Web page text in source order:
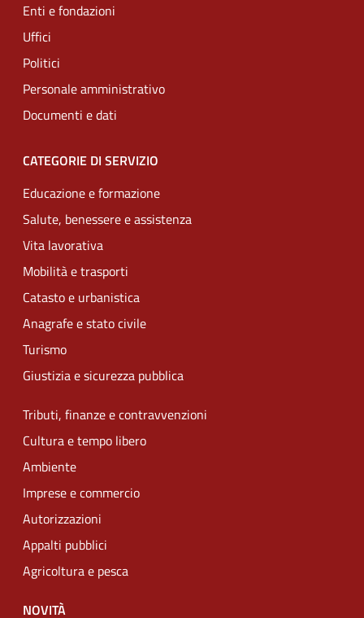
Enti e fondazioni
Uffici
Politici
Personale amministrativo
Documenti e dati
CATEGORIE DI SERVIZIO
Educazione e formazione
Salute, benessere e assistenza
Vita lavorativa
Mobilità e trasporti
Catasto e urbanistica
Anagrafe e stato civile
Turismo
Giustizia e sicurezza pubblica
Tributi, finanze e contravvenzioni
Cultura e tempo libero
Ambiente
Imprese e commercio
Autorizzazioni
Appalti pubblici
Agricoltura e pesca
NOVITÀ